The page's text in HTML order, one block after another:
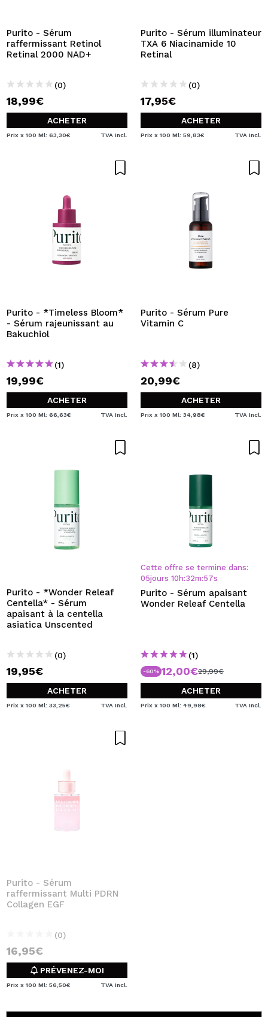
En créant un compte sur Maquibeauty.fr vous pourrez
effectuer vos achats rapidement, vérifier l'état de vos
commandes et consulter vos opérations précédentes.
Purito - Sérum
raffermissant Retinol
Retinal 2000 NAD+
(0)
18,99€
ACHETER
Prix x 100 Ml: 63,30€ TVA Incl.
Purito - Sérum illuminateur
TXA 6 Niacinamide 10
Retinal
(0)
17,95€
ACHETER
Prix x 100 Ml: 59,83€ TVA Incl.
Purito - *Timeless Bloom*
- Sérum rajeunissant au
Bakuchiol
(1)
19,99€
ACHETER
Prix x 100 Ml: 66,63€ TVA Incl.
Purito - Sérum Pure
Vitamin C
(8)
20,99€
ACHETER
Prix x 100 Ml: 34,98€ TVA Incl.
Purito - *Wonder Releaf
Centella* - Sérum
apaisant à la centella
asiatica Unscented
(0)
19,95€
ACHETER
Prix x 100 Ml: 33,25€ TVA Incl.
Cette offre se termine dans:
05jours 10 h:32m:56s
Purito - Sérum apaisant
Wonder Releaf Centella
(1)
-60% 12,00€29,99€
ACHETER
Prix x 100 Ml: 49,98€ TVA Incl.
Purito - Sérum
raffermissant Multi PDRN
Collagen EGF
(0)
16,95€
PRÉVENEZ-MOI
Prix x 100 Ml: 56,50€ TVA Incl.